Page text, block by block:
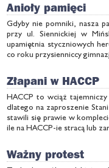
Anioły pamięci
Gdyby nie pomniki, nasza
przy ul. Siennickiej w
upamiętnia styczniowych
co roku przysienniccy
Złapani w HACCP
HACCP to wciąż
dlatego na zaproszenie
stawili się prawie w
ile na HACCP-ie stracą lub
Ważny protest